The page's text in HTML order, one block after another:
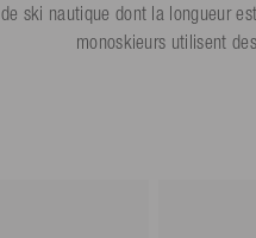
de ski nautique dont la longueur
monoskieurs utilisent